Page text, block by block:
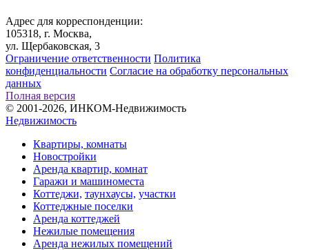
Адрес для корреспонденции:
105318, г. Москва,
ул. Щербаковская, 3
Ограничение ответственности Политика
конфиденциальности Согласие на обработку персональных
данных
Полная версия
© 2001-2026, ИНКОМ-Недвижимость
Недвижимость
Квартиры, комнаты
Новостройки
Аренда квартир, комнат
Гаражи и машиноместа
Коттеджи, таунхаусы, участки
Коттеджные поселки
Аренда коттеджей
Нежилые помещения
Аренда нежилых помещений